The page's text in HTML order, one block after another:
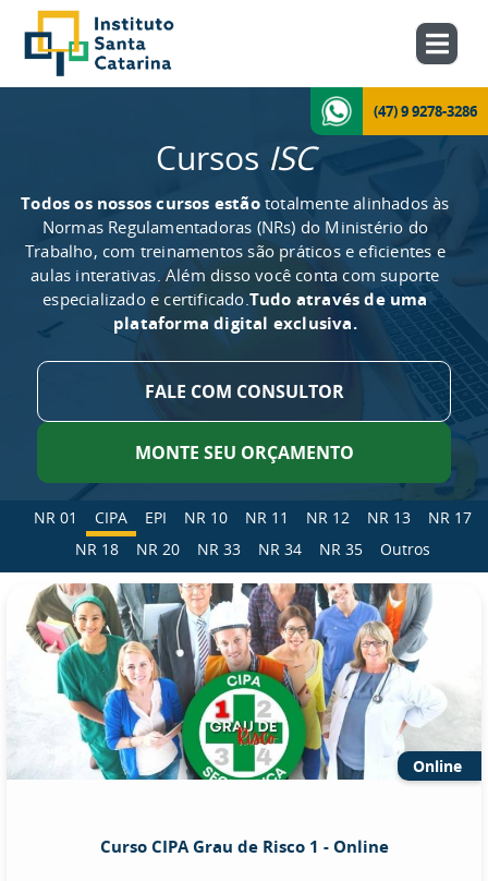
(47) 9 9278-3286
Cursos ISC
Todos os nossos cursos estãototalmente alinhados às
Normas Regulamentadoras (NRs) do Ministério do
Trabalho, com treinamentos são práticos e eficientes e
aulas interativas. Além disso você conta com suporte
especializado e certificado.Tudo através de uma
plataforma digital exclusiva.
FALE COM CONSULTOR
MONTE SEU ORÇAMENTO
NR 01 CIPA EPI NR 10 NR 11 NR 12 NR 13
NR 17
NR 18
NR 20 NR 33 NR 34 NR 35 Outros
Online
Curso CIPA Grau de Risco 1 - Online